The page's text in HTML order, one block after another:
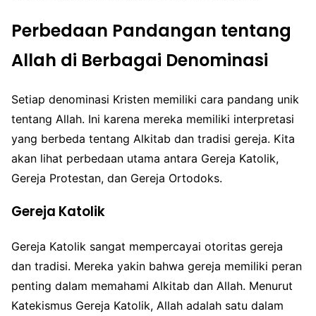
Perbedaan Pandangan tentang
Allah di Berbagai Denominasi
Setiap denominasi Kristen memiliki cara pandang unik
tentang Allah. Ini karena mereka memiliki interpretasi
yang berbeda tentang Alkitab dan tradisi gereja. Kita
akan lihat perbedaan utama antara Gereja Katolik,
Gereja Protestan, dan Gereja Ortodoks.
Gereja Katolik
Gereja Katolik sangat mempercayai otoritas gereja
dan tradisi. Mereka yakin bahwa gereja memiliki peran
penting dalam memahami Alkitab dan Allah. Menurut
Katekismus Gereja Katolik, Allah adalah satu dalam